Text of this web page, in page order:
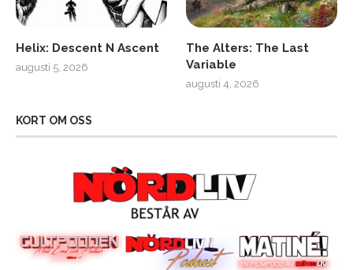
Helix: Descent N Ascent
augusti 5, 2026
The Alters: The Last
Variable
augusti 4, 2026
KORT OM OSS